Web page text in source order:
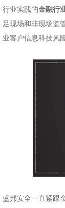
行业实践的金融行
足现场和非现场监
业客户信息科技风
盛邦安全一直紧跟